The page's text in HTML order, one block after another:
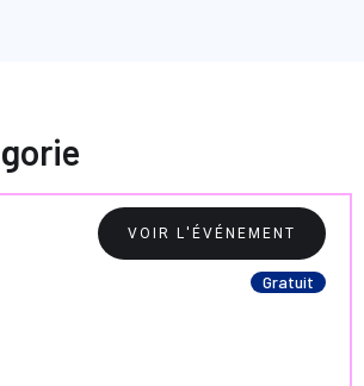
VOIR L'ÉVÉNEMENT
Gratuit